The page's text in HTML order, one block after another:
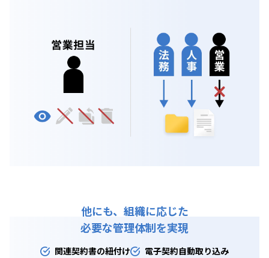
他にも、組織に応じた
必要な管理体制を実現
関連契約書の紐付け
電子契約自動取り込み​